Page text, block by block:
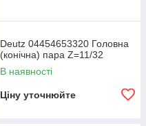
Deutz 04454653320 Головна
(конічна) пара Z=11/32
В наявності
Ціну уточнюйте